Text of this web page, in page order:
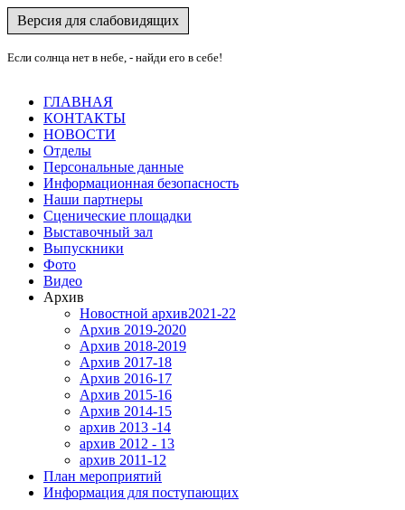
Версия для слабовидящих
Если солнца нет в небе, - найди его в себе!
ГЛАВНАЯ
КОНТАКТЫ
НОВОСТИ
Отделы
Персональные данные
Информационная безопасность
Наши партнеры
Сценические площадки
Выставочный зал
Выпускники
Фото
Видео
Архив
Новостной архив2021-22
Архив 2019-2020
Архив 2018-2019
Архив 2017-18
Архив 2016-17
Архив 2015-16
Архив 2014-15
архив 2013 -14
архив 2012 - 13
архив 2011-12
План мероприятий
Информация для поступающих